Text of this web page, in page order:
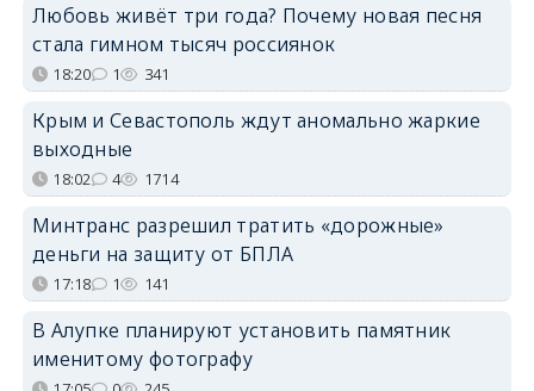
Любовь живёт три года? Почему новая песня
стала гимном тысяч россиянок
18:20 1 341
Крым и Севастополь ждут аномально жаркие
выходные
18:02 4 1714
Минтранс разрешил тратить «дорожные»
деньги на защиту от БПЛА
17:18 1 141
В Алупке планируют установить памятник
именитому фотографу